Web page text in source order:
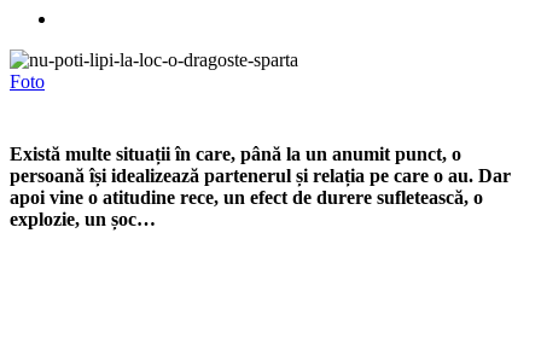
Foto
Există multe situații în care, până la un anumit punct, o
persoană își idealizează partenerul și relația pe care o au. Dar
apoi vine o atitudine rece, un efect de durere sufletească, o
explozie, un șoc…